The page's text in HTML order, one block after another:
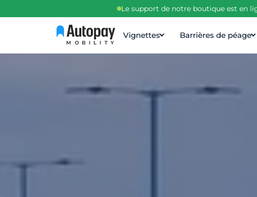
Le support de notre boutique est en
MOBILITY
Vignettes Barrières de péage